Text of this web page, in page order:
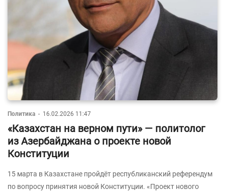
Политика - 16.02.2026 11:47
«Казахстан на верном пути» — политолог
из Азербайджана о проекте новой
Конституции
15 марта в Казахстане пройдёт республиканский референдум
по вопросу принятия новой Конституции. «Проект нового